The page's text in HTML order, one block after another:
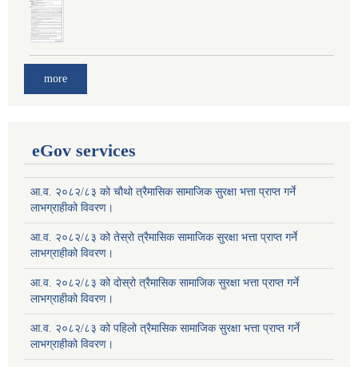
more
eGov services
आ.व. २०८२/८३ को चौथो त्रैमासिक सामाजिक सुरक्षा भत्ता प्राप्त गर्ने
लाभग्राहीको विवरण।
आ.व. २०८२/८३ को तेस्रो त्रैमासिक सामाजिक सुरक्षा भत्ता प्राप्त गर्ने
लाभग्राहीको विवरण।
आ.व. २०८२/८३ को दोस्रो त्रैमासिक सामाजिक सुरक्षा भत्ता प्राप्त गर्ने
लाभग्राहीको विवरण।
आ.व. २०८२/८३ को पहिलो त्रैमासिक सामाजिक सुरक्षा भत्ता प्राप्त गर्ने
लाभग्राहीको विवरण।